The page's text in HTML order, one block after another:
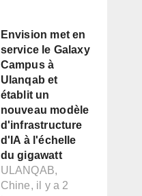
Envision met en
service le Galaxy
Campus à
Ulanqab et
établit un
nouveau modèle
d'infrastructure
d'IA à l'échelle
du gigawatt
ULANQAB,
Chine, il y a 2